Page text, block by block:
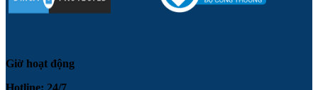
Giờ hoạt động
Hotline: 24/7